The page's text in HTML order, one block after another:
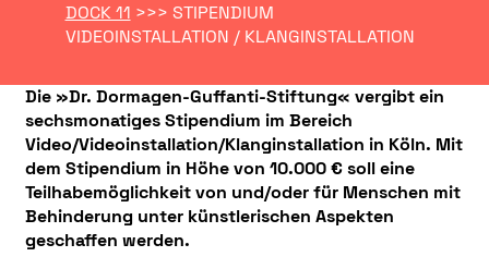
DOCK 11 >>> STIPENDIUM
VIDEOINSTALLATION / KLANGINSTALLATION
Die »Dr. Dormagen-Guffanti-Stiftung« vergibt ein
sechsmonatiges Stipendium im Bereich
Video/Videoinstallation/Klanginstallation in Köln. Mit
dem Stipendium in Höhe von 10.000 € soll eine
Teilhabemöglichkeit von und/oder für Menschen mit
Behinderung unter künstlerischen Aspekten
geschaffen werden.